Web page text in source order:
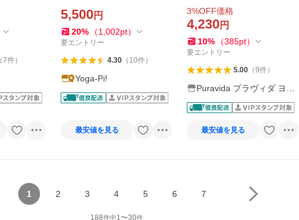
7件）
aworks
5,500円
20% （1,002pt）
要エントリー
4.30（ 10件）
Yoga-Pi!
最安値を見る
ロックA 2個セット ヨガワー
クス ブロック 軽量 補助 サポ
ート ヨガ枕 持ち運び 安定
3%OFF価格
4,230円
10% （385pt）
要エントリー
5.00（9件）
Puravida プラヴィダ ヨガ
フィットネス
最安値を見る
1 2 3 4 5 6 7
188件中1〜30件